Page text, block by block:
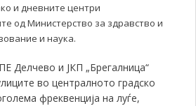
и дневните центри
од Министерство за здравство и
и наука.
Делчево и ЈКП „Брегалница“
во централното градско
фреквенција на луѓе,